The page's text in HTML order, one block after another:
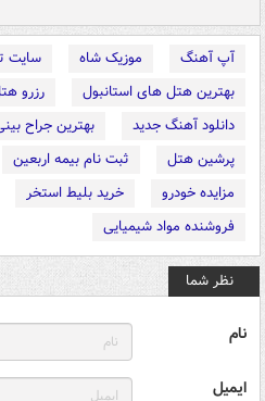
آپ آهنگ موزیک شاه
سایت
بهترین هتل های استانبول
رزرو
دانلود آهنگ جدید
بهترین جراح
پرشین هتل
ثبت نام بیمه اربعین
مزایده خودرو
خرید بلیط استخر
فروشنده مواد شیمیایی
نظر شما
نام
ایمیل